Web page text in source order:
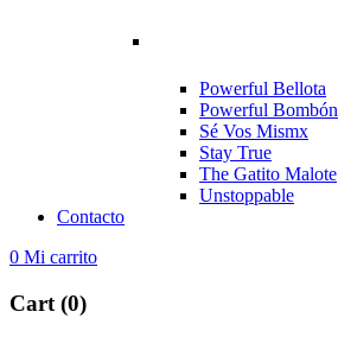
Powerful Bellota
Powerful Bombón
Sé Vos Mismx
Stay True
The Gatito Malote
Unstoppable
Contacto
0 Mi carrito
Cart (0)